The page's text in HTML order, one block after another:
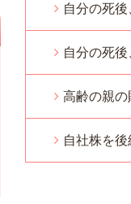
自分の死
自分の死
高齢の親
自社株を